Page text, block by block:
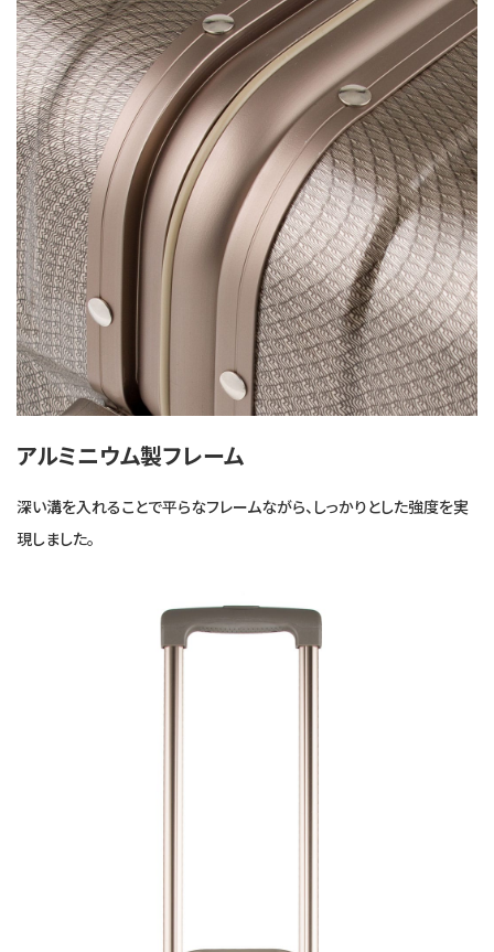
アルミニウム製フレーム
深い溝を入れることで平らなフレームながら、しっかりとした強度を実
現しました。